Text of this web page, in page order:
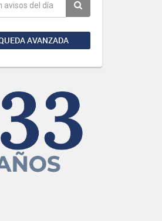
AVANZADA